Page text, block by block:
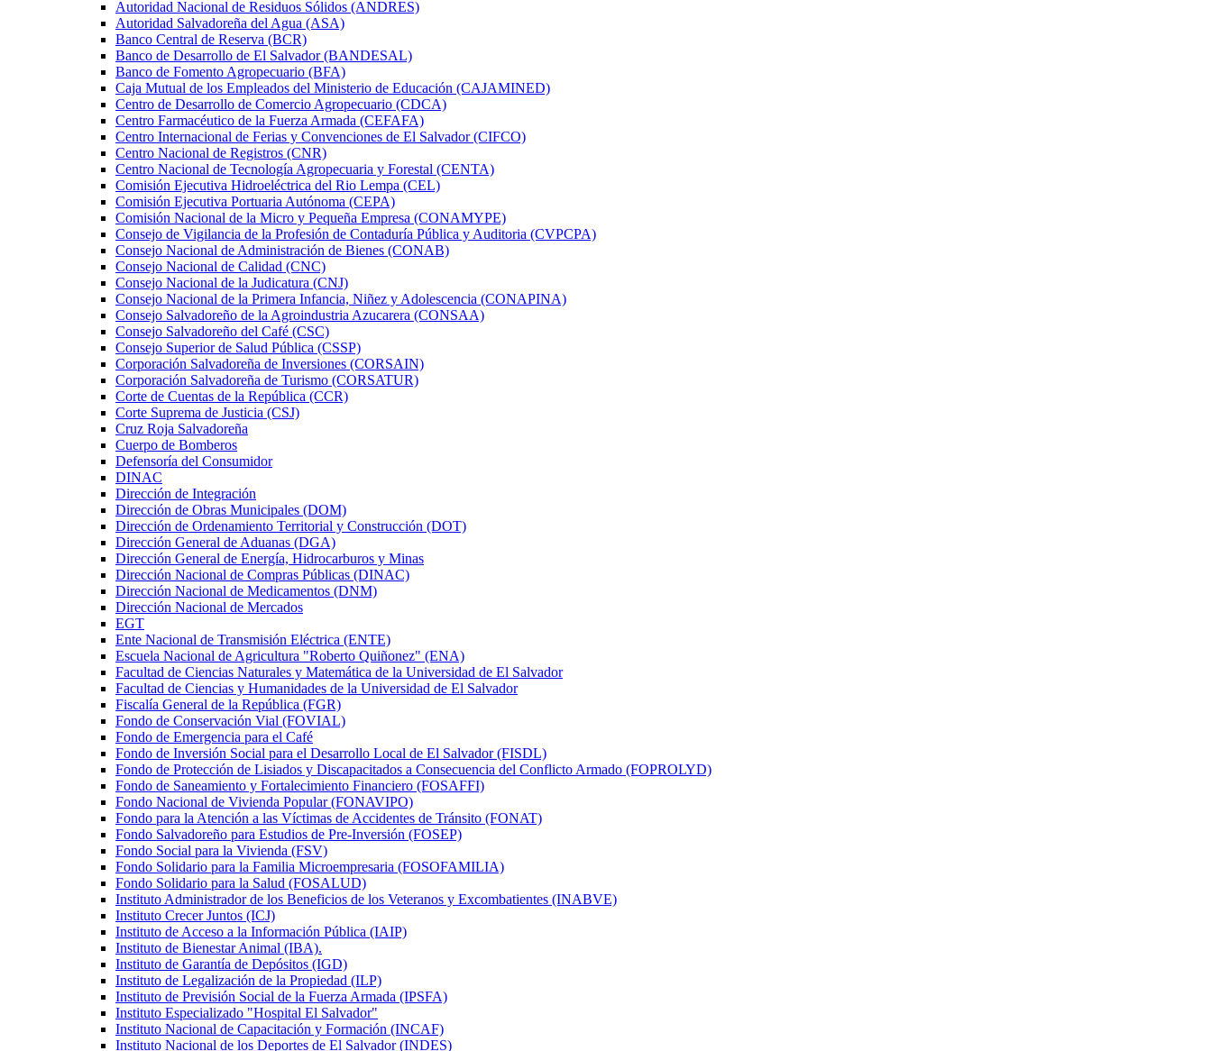
Autoridad Nacional de Residuos Sólidos (ANDRES)
Autoridad Salvadoreña del Agua (ASA)
Banco Central de Reserva (BCR)
Banco de Desarrollo de El Salvador (BANDESAL)
Banco de Fomento Agropecuario (BFA)
Caja Mutual de los Empleados del Ministerio de Educación (CAJAMINED)
Centro de Desarrollo de Comercio Agropecuario (CDCA)
Centro Farmacéutico de la Fuerza Armada (CEFAFA)
Centro Internacional de Ferias y Convenciones de El Salvador (CIFCO)
Centro Nacional de Registros (CNR)
Centro Nacional de Tecnología Agropecuaria y Forestal (CENTA)
Comisión Ejecutiva Hidroeléctrica del Rio Lempa (CEL)
Comisión Ejecutiva Portuaria Autónoma (CEPA)
Comisión Nacional de la Micro y Pequeña Empresa (CONAMYPE)
Consejo de Vigilancia de la Profesión de Contaduría Pública y Auditoria (CVPCPA)
Consejo Nacional de Administración de Bienes (CONAB)
Consejo Nacional de Calidad (CNC)
Consejo Nacional de la Judicatura (CNJ)
Consejo Nacional de la Primera Infancia, Niñez y Adolescencia (CONAPINA)
Consejo Salvadoreño de la Agroindustria Azucarera (CONSAA)
Consejo Salvadoreño del Café (CSC)
Consejo Superior de Salud Pública (CSSP)
Corporación Salvadoreña de Inversiones (CORSAIN)
Corporación Salvadoreña de Turismo (CORSATUR)
Corte de Cuentas de la República (CCR)
Corte Suprema de Justicia (CSJ)
Cruz Roja Salvadoreña
Cuerpo de Bomberos
Defensoría del Consumidor
DINAC
Dirección de Integración
Dirección de Obras Municipales (DOM)
Dirección de Ordenamiento Territorial y Construcción (DOT)
Dirección General de Aduanas (DGA)
Dirección General de Energía, Hidrocarburos y Minas
Dirección Nacional de Compras Públicas (DINAC)
Dirección Nacional de Medicamentos (DNM)
Dirección Nacional de Mercados
EGT
Ente Nacional de Transmisión Eléctrica (ENTE)
Escuela Nacional de Agricultura "Roberto Quiñonez" (ENA)
Facultad de Ciencias Naturales y Matemática de la Universidad de El Salvador
Facultad de Ciencias y Humanidades de la Universidad de El Salvador
Fiscalía General de la República (FGR)
Fondo de Conservación Vial (FOVIAL)
Fondo de Emergencia para el Café
Fondo de Inversión Social para el Desarrollo Local de El Salvador (FISDL)
Fondo de Protección de Lisiados y Discapacitados a Consecuencia del Conflicto Armado (FOPROLYD)
Fondo de Saneamiento y Fortalecimiento Financiero (FOSAFFI)
Fondo Nacional de Vivienda Popular (FONAVIPO)
Fondo para la Atención a las Víctimas de Accidentes de Tránsito (FONAT)
Fondo Salvadoreño para Estudios de Pre-Inversión (FOSEP)
Fondo Social para la Vivienda (FSV)
Fondo Solidario para la Familia Microempresaria (FOSOFAMILIA)
Fondo Solidario para la Salud (FOSALUD)
Instituto Administrador de los Beneficios de los Veteranos y Excombatientes (INABVE)
Instituto Crecer Juntos (ICJ)
Instituto de Acceso a la Información Pública (IAIP)
Instituto de Bienestar Animal (IBA).
Instituto de Garantía de Depósitos (IGD)
Instituto de Legalización de la Propiedad (ILP)
Instituto de Previsión Social de la Fuerza Armada (IPSFA)
Instituto Especializado "Hospital El Salvador"
Instituto Nacional de Capacitación y Formación (INCAF)
Instituto Nacional de los Deportes de El Salvador (INDES)